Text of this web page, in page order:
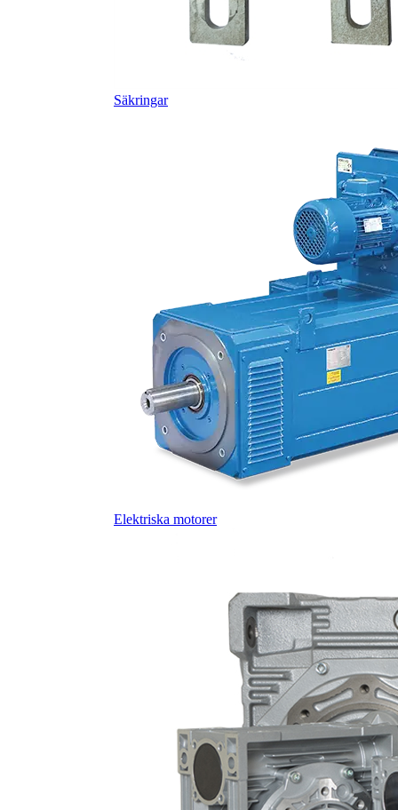
Säkringar
Elektriska motorer